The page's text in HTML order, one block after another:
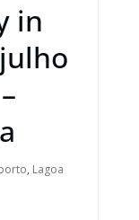
in
, Lagoa